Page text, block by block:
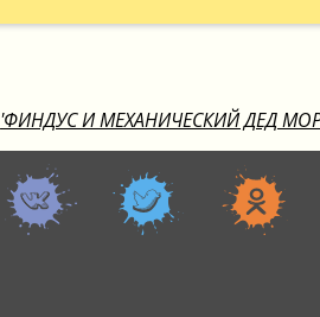
'ФИНДУС И МЕХАНИЧЕСКИЙ ДЕД